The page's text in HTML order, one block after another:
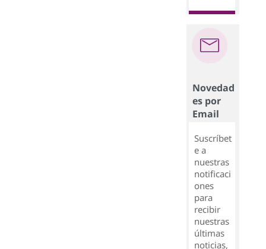
Novedad
es por
Email
Suscríbet
e a
nuestras
notificaci
ones
para
recibir
nuestras
últimas
noticias,